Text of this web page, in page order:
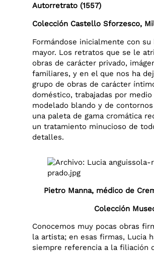
Autorretrato (1557)
Colección Castello Sforzesco,
Formándose inicialmente con su
mayor. Los retratos que se le
obras de carácter privado,
familiares, y en el que nos ha
grupo de obras de carácter
doméstico, trabajadas por medio
modelado blando y de contornos
una paleta de gama cromática
un tratamiento minucioso de
detalles.
Pietro Manna, médico de
Colección
Conocemos muy pocas obras
la artista; en esas firmas, Lucia
siempre referencia a la filiación